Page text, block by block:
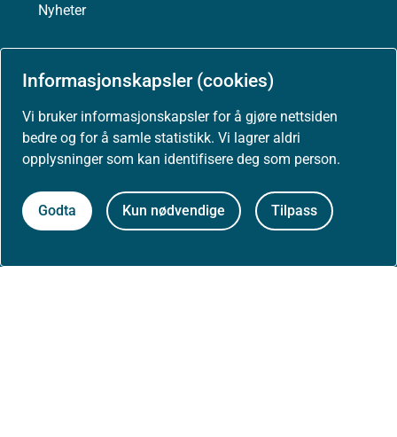
Informasjonskapsler (cookies)
Vi bruker informasjonskapsler for å gjøre nettsiden
bedre og for å samle statistikk. Vi lagrer aldri
opplysninger som kan identifisere deg som person.
Godta Kun nødvendige Tilpass
Nyheter
Presse